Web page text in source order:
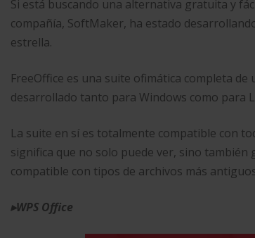
Si está buscando una alternativa gratuita y
compañía, SoftMaker, ha estado
estrella.
FreeOffice es una suite ofimática completa
desarrollado tanto para Windows como para
La suite en sí es totalmente compatible con
significa que no solo puede ver, sino también
compatible con tipos de archivos más
▸WPS Office